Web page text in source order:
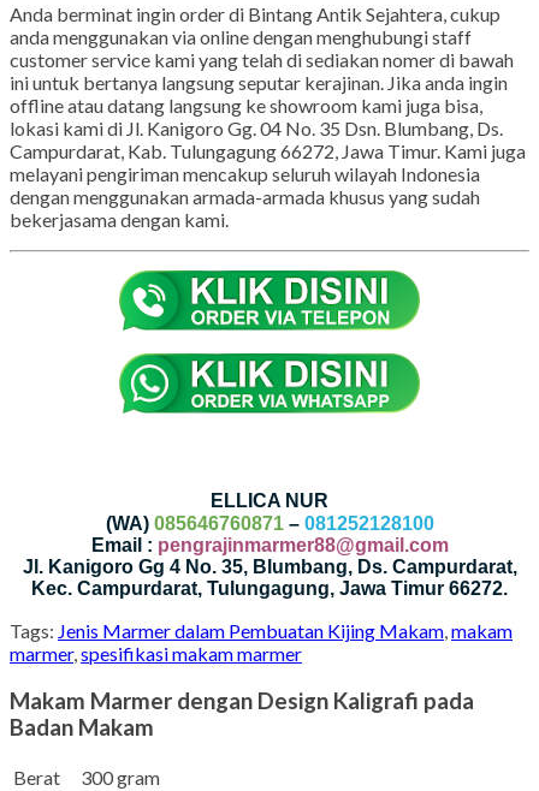
Anda berminat ingin order di Bintang Antik Sejahtera, cukup
anda menggunakan via online dengan menghubungi staff
customer service kami yang telah di sediakan nomer di bawah
ini untuk bertanya langsung seputar kerajinan. Jika anda ingin
offline atau datang langsung ke showroom kami juga bisa,
lokasi kami di Jl. Kanigoro Gg. 04 No. 35 Dsn. Blumbang, Ds.
Campurdarat, Kab. Tulungagung 66272, Jawa Timur. Kami juga
melayani pengiriman mencakup seluruh wilayah Indonesia
dengan menggunakan armada-armada khusus yang sudah
bekerjasama dengan kami.
ELLICA NUR
(WA) 085646760871– 081252128100
Email : pengrajinmarmer88@gmail.com
Jl. Kanigoro Gg 4 No. 35, Blumbang, Ds. Campurdarat,
Kec. Campurdarat, Tulungagung, Jawa Timur 66272.
Tags: Jenis Marmer dalam Pembuatan Kijing Makam,makam
marmer,spesifikasi makam marmer
Makam Marmer dengan Design Kaligrafi pada
Badan Makam
Berat
300 gram